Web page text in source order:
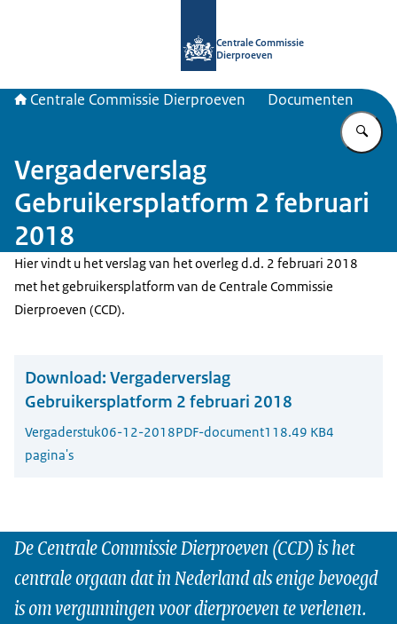
Centrale Commissie
Dierproeven
Centrale Commissie Dierproeven Documenten
Vergaderverslag
Gebruikersplatform 2 februari
2018
Hier vindt u het verslag van het overleg d.d. 2 februari 2018
met het gebruikersplatform van de Centrale Commissie
Dierproeven (CCD).
Download: Vergaderverslag
Gebruikersplatform 2 februari 2018
Vergaderstuk06-12-2018PDF-document118.49 KB4
pagina's
De Centrale Commissie Dierproeven (CCD) is het
centrale orgaan dat in Nederland als enige bevoegd
is om vergunningen voor dierproeven te verlenen.